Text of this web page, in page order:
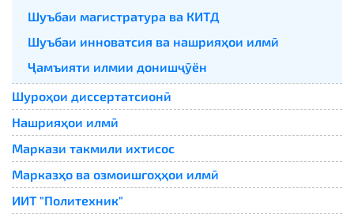
Шуъбаи магистратура ва КИТД
Шуъбаи инноватсия ва нашрияҳои илмӣ
Ҷамъияти илмии донишҷӯён
Шуроҳои диссертатсионӣ
Нашрияҳои илмӣ
Маркази такмили ихтисос
Марказҳо ва озмоишгоҳҳои илмӣ
ИИТ "Политехник"